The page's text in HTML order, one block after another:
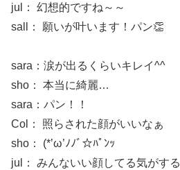
jul： 幻想的ですね～～
sall： 願いが叶います！パン👏
sara：涙が出るくらいキレイ^^
sho： 本当に綺麗…
sara：パン！！
Col： 照らされた顔がいいなぁ
sho： (*’ω’ﾉﾉﾞ☆ﾊﾟﾝｯ
jul： みんないい顔してる気がする